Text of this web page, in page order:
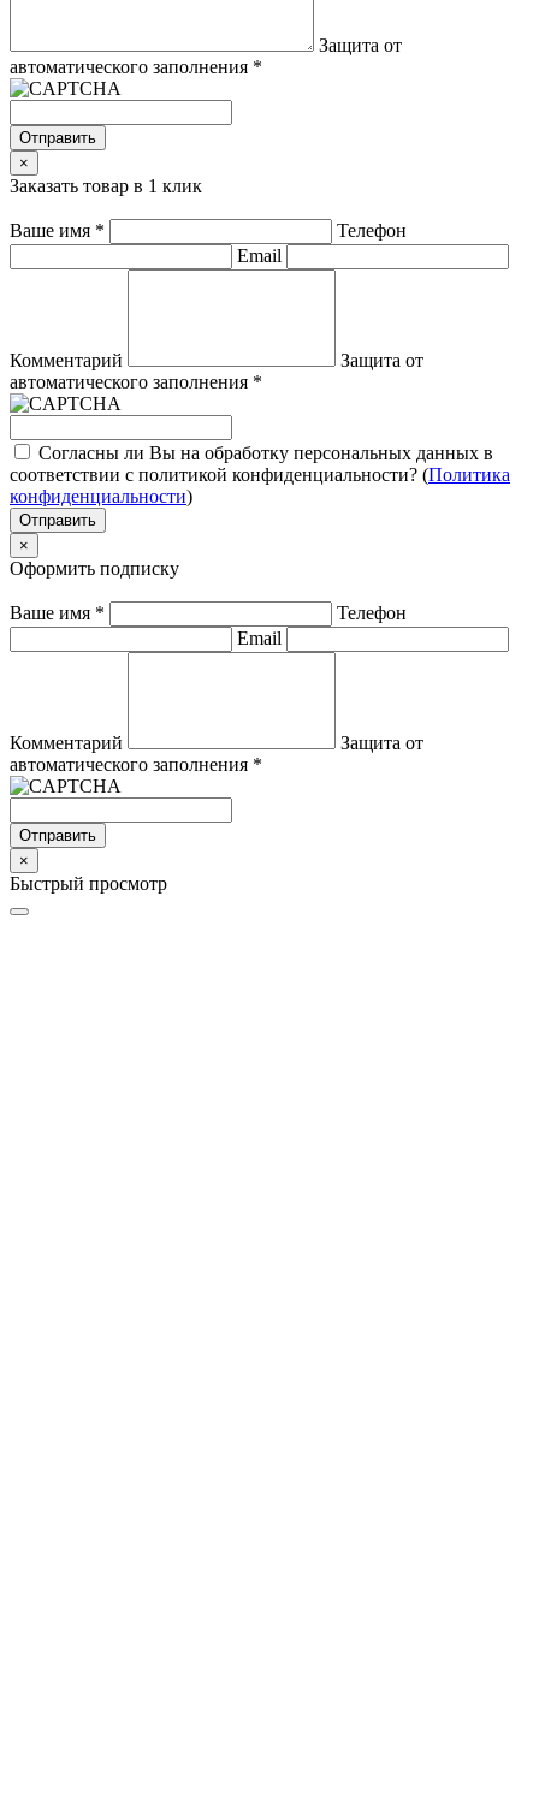
Защита от
автоматического заполнения *
Отправить
×
Заказать товар в 1 клик
Ваше имя *
Телефон
Email
Комментарий
Защита от
автоматического заполнения *
Согласны ли Вы на обработку персональных данных в
соответствии с политикой конфиденциальности? (Политика
конфиденциальности)
Отправить
×
Оформить подписку
Ваше имя *
Телефон
Email
Комментарий
Защита от
автоматического заполнения *
Отправить
×
Быстрый просмотр